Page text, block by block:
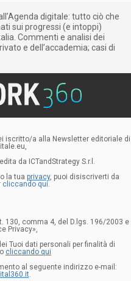
digitale: tutto ciò che
sui progressi (e intoppi)
Commenti e analisi dei
e dell’accademia; casi di
iscritto/a alla Newsletter editoriale di
da ICTandStrategy S.r.l.
la tua privacy, puoi disiscriverti da
cliccando qui.
130, comma 4, del D.lgs. 196/2003 e
Privacy»,
Tuoi dati personali per finalità di
cliccando qui
al seguente indirizzo e-mail:
.